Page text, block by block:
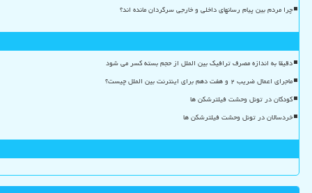
چرا مردم بین پیام رسانهای داخلی و خارجی سرگردان مانده اند؟
دقیقا به اندازه مصرف ترافیک بین الملل از حجم بسته کسر می شود
ماجرای اعمال ضریب ۲ و هفت دهم برای اینترنت بین الملل چیست؟
کودکان در تونل وحشت فیلترشکن ها
خردسالان در تونل وحشت فیلترشکن ها